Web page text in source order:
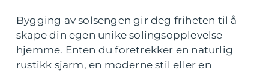
Bygging av solsengen gir deg friheten til å
skape din egen unike solingsopplevelse
hjemme. Enten du foretrekker en naturlig
rustikk sjarm, en moderne stil eller en